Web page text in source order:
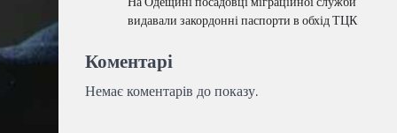
видавали закордонні паспорти в обхід ТЦК
Коментарі
Немає коментарів до показу.